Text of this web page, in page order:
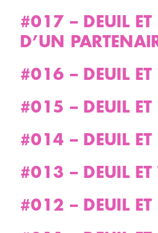
#017 – DEUIL ET
D’UN
#016 – DEUIL
#015 – DEUIL
#014 – DEUIL ET
#013 – DEUIL ET
#012 – DEUIL ET